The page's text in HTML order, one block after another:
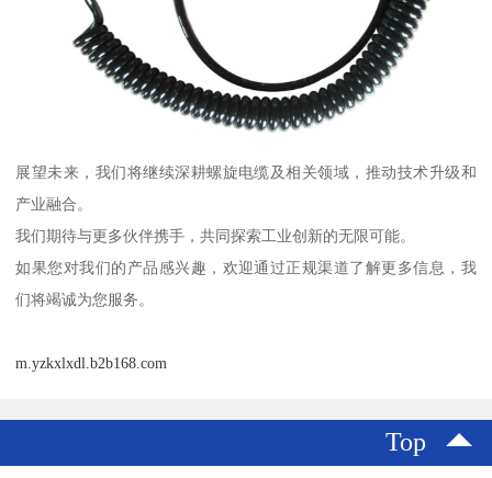
展望未来，我们将继续深耕螺旋电缆及相关领域，推动技术升级和
产业融合。
我们期待与更多伙伴携手，共同探索工业创新的无限可能。
如果您对我们的产品感兴趣，欢迎通过正规渠道了解更多信息，我
们将竭诚为您服务。
m.yzkxlxdl.b2b168.com
Top